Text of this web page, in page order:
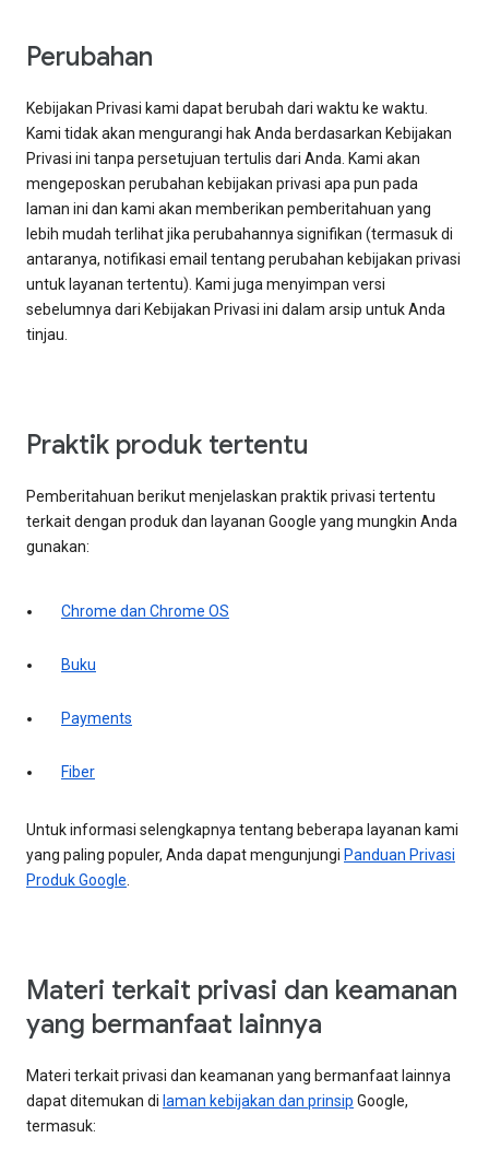
Perubahan
Kebijakan Privasi kami dapat berubah dari waktu ke waktu.
Kami tidak akan mengurangi hak Anda berdasarkan Kebijakan
Privasi ini tanpa persetujuan tertulis dari Anda. Kami akan
mengeposkan perubahan kebijakan privasi apa pun pada
laman ini dan kami akan memberikan pemberitahuan yang
lebih mudah terlihat jika perubahannya signifikan (termasuk di
antaranya, notifikasi email tentang perubahan kebijakan privasi
untuk layanan tertentu). Kami juga menyimpan versi
sebelumnya dari Kebijakan Privasi ini dalam arsip untuk Anda
tinjau.
Praktik produk tertentu
Pemberitahuan berikut menjelaskan praktik privasi tertentu
terkait dengan produk dan layanan Google yang mungkin Anda
gunakan:
Chrome dan Chrome OS
Buku
Payments
Fiber
Untuk informasi selengkapnya tentang beberapa layanan kami
yang paling populer, Anda dapat mengunjungi Panduan Privasi
Produk Google.
Materi terkait privasi dan keamanan
yang bermanfaat lainnya
Materi terkait privasi dan keamanan yang bermanfaat lainnya
dapat ditemukan di laman kebijakan dan prinsip Google,
termasuk: